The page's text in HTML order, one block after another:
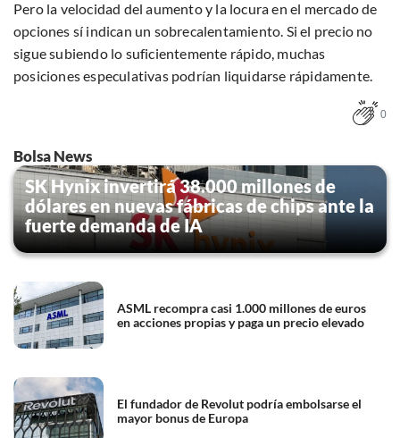
Pero la velocidad del aumento y la locura en el mercado de
opciones sí indican un sobrecalentamiento. Si el precio no
sigue subiendo lo suficientemente rápido, muchas
posiciones especulativas podrían liquidarse rápidamente.
0
Bolsa News
SK Hynix invertirá 38.000 millones de
dólares en nuevas fábricas de chips ante la
fuerte demanda de IA
ASML recompra casi 1.000 millones de euros
en acciones propias y paga un precio elevado
El fundador de Revolut podría embolsarse el
mayor bonus de Europa